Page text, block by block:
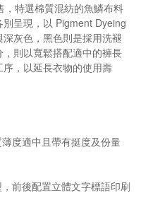
特選棉質混紡的魚鱗布料
呈現，以 Pigment Dyeing
灰色，黑色則是採用洗褪
則以寬鬆搭配適中的褲長
，以延長衣物的使用壽
度適中且帶有挺度及份量
前後配置立體文字標語印刷